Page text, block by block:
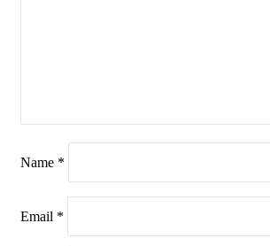
Name *
Email *